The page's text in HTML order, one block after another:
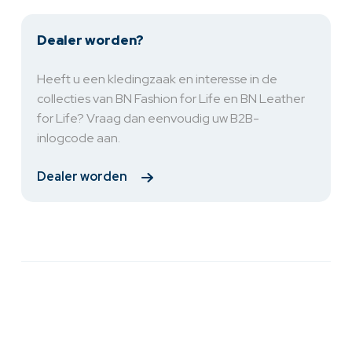
Dealer worden?
Heeft u een kledingzaak en interesse in de
collecties van BN Fashion for Life en BN Leather
for Life? Vraag dan eenvoudig uw B2B-
inlogcode aan.
Dealer worden